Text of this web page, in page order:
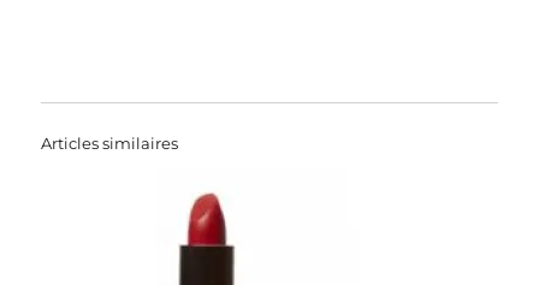
Articles similaires